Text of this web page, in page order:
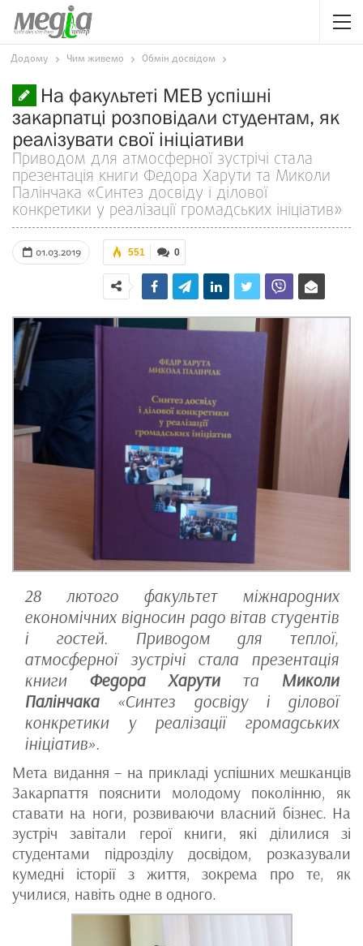
Додому Чим живемо Обмін досвідом
На факультеті МЕВ успішні
закарпатці розповідали студентам, як
реалізувати свої ініціативи
Приводом для атмосферної зустрічі стала
презентація книги Федора Харути та Миколи
Палінчака «Синтез досвіду і ділової
конкретики у реалізації громадських ініціатив»
01.03.2019 0
551
28 лютого факультет міжнародних
економічних відносин радо вітав студентів
і гостей. Приводом для теплої,
атмосферної зустрічі стала презентація
книги Федора Харутита Миколи
Палінчака«Синтез досвіду і ділової
конкретики у реалізації громадських
ініціатив».
Мета видання – на прикладі успішних мешканців
Закарпаття пояснити молодому поколінню, як
ставати на ноги, розвиваючи власний бізнес. На
зустріч завітали герої книги, які ділилися зі
студентами підрозділу досвідом, розказували
кумедні історії з життя, зокрема про те, як
училися, навіть одне в одного.